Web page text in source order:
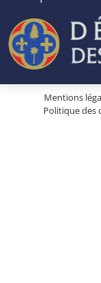
Mentions
Politique des